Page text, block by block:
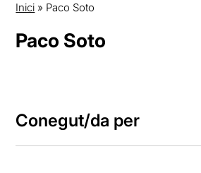
Inici » Paco Soto
Paco Soto
Conegut/da per